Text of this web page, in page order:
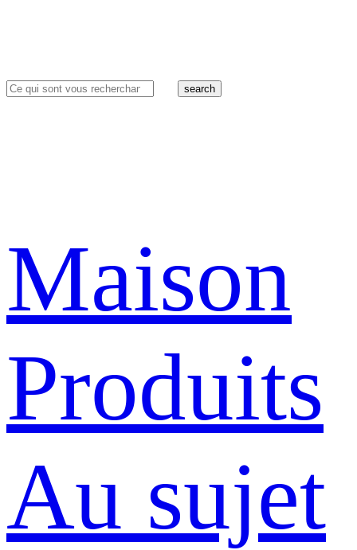
search
Maison
Produits
Au sujet